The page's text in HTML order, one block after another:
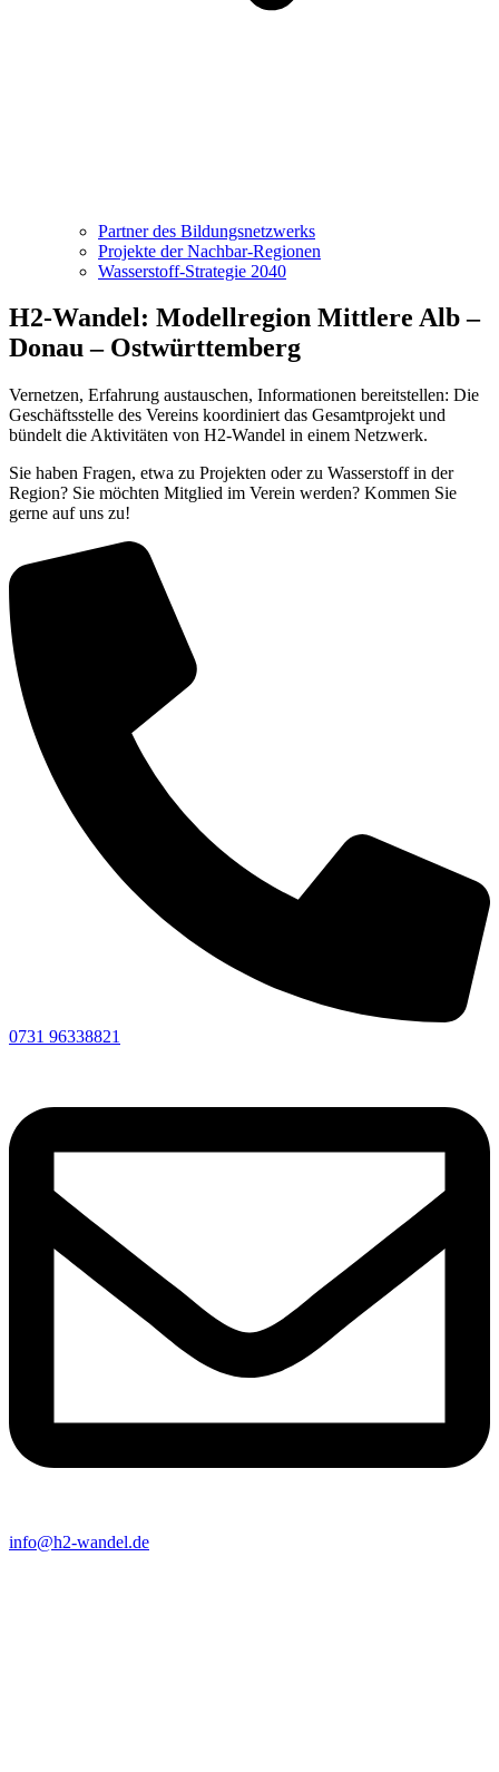
Partner des Bildungsnetzwerks
Projekte der Nachbar-Regionen
Wasserstoff-Strategie 2040
H2-Wandel: Modellregion Mittlere Alb –
Donau – Ostwürttemberg
Vernetzen, Erfahrung austauschen, Informationen bereitstellen: Die
Geschäftsstelle des Vereins koordiniert das Gesamtprojekt und
bündelt die Aktivitäten von H2-Wandel in einem Netzwerk.
Sie haben Fragen, etwa zu Projekten oder zu Wasserstoff in der
Region? Sie möchten Mitglied im Verein werden? Kommen Sie
gerne auf uns zu!
0731 96338821
info@h2-wandel.de